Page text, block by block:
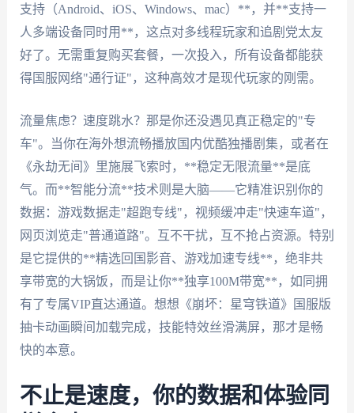
支持（Android、iOS、Windows、mac）**，并**支持一
人多端设备同时用**，这点对多线程玩家和追剧党太友
好了。无需重复购买套餐，一次投入，所有设备都能获
得国服网络"通行证"，这种高效才是现代玩家的刚需。
流量焦虑？速度跳水？那是你还没遇见真正稳定的"专
车"。当你在海外想流畅播放国内优酷独播剧集，或者在
《永劫无间》里施展飞索时，**稳定无限流量**是底
气。而**智能分流**技术则是大脑——它精准识别你的
数据：游戏数据走"超跑专线"，视频缓冲走"快速车道"，
网页浏览走"普通道路"。互不干扰，互不抢占资源。特别
是它提供的**精选回国影音、游戏加速专线**，绝非共
享带宽的大锅饭，而是让你**独享100M带宽**，如同拥
有了专属VIP直达通道。想想《崩坏：星穹铁道》国服版
抽卡动画瞬间加载完成，技能特效丝滑满屏，那才是畅
快的本意。
不止是速度，你的数据和体验同